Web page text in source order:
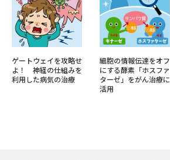
ゲートウェイを攻略せ
よ！ 神経の仕組みを
利用した病気の治療
細胞の情報伝達をオフ
にする酵素「ホスファ
ターゼ」をがん治療に
活用